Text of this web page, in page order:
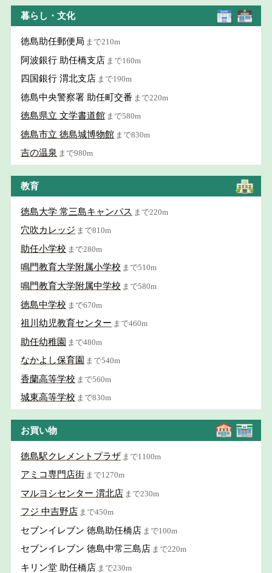
暮らし・文化
徳島助任郵便局 まで210m
阿波銀行 助任橋支店 まで160m
四国銀行 渭北支店 まで190m
徳島中央警察署 助任町交番 まで220m
徳島県立 文学書道館 まで580m
徳島市立 徳島城博物館 まで830m
吉の温泉 まで980m
教育
徳島大学 常三島キャンパス まで220m
穴吹カレッジ まで810m
助任小学校 まで280m
鳴門教育大学附属小学校 まで510m
鳴門教育大学附属中学校 まで580m
徳島中学校 まで670m
祖川幼児教育センター まで460m
助任幼稚園 まで480m
なかよし保育園 まで540m
香蘭高等学校 まで560m
城東高等学校 まで830m
お買い物
徳島駅クレメントプラザ まで1100m
アミコ専門店街 まで1270m
マルヨシセンター 渭北店 まで230m
フジ 中吉野店 まで450m
セブンイレブン 徳島助任橋店 まで100m
セブンイレブン 徳島中常三島店 まで220m
キリン堂 助任橋店 まで230m